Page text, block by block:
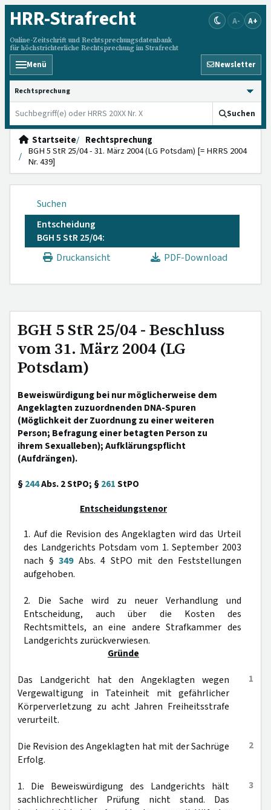
HRR-Strafrecht
Online-Zeitschrift und Rechtsprechungsdatenbank
für höchstrichterliche Rechtsprechung im Strafrecht
A- A+
Menü Newsletter
HRRS durchsuchen
Suchen
Startseite
Rechtsprechung
BGH 5 StR 25/04 - 31. März 2004 (LG Potsdam) [= HRRS 2004
Nr. 439]
Suchen
Entscheidung
BGH 5 StR 25/04:
Druckansicht
PDF-Download
BGH 5 StR 25/04 - Beschluss
vom 31. März 2004 (LG
Potsdam)
Beweiswürdigung bei nur möglicherweise dem
Angeklagten zuzuordnenden DNA-Spuren
(Möglichkeit der Zuordnung zu einer weiteren
Person; Befragung einer betagten Person zu
ihrem Sexualleben); Aufklärungspflicht
(Aufdrängen).
§244Abs. 2 StPO; §261StPO
Entscheidungstenor
1. Auf die Revision des Angeklagten wird das Urteil
des Landgerichts Potsdam vom 1. September 2003
nach § 349Abs. 4 StPO mit den Feststellungen
aufgehoben.
2. Die Sache wird zu neuer Verhandlung und
Entscheidung, auch über die Kosten des
Rechtsmittels, an eine andere Strafkammer des
Landgerichts zurückverwiesen.
Gründe
1
Das Landgericht hat den Angeklagten wegen
Vergewaltigung in Tateinheit mit gefährlicher
Körperverletzung zu acht Jahren Freiheitsstrafe
verurteilt.
2
Die Revision des Angeklagten hat mit der Sachrüge
Erfolg.
3
1. Die Beweiswürdigung des Landgerichts hält
sachlichrechtlicher Prüfung nicht stand. Das